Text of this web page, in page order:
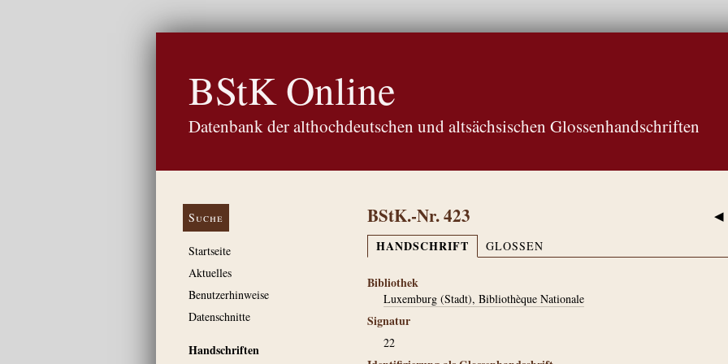
BStK Online
Datenbank der althochdeutschen und altsächsischen Glossenhandschriften
Suche
Startseite
Aktuelles
Benutzerhinweise
Datenschnitte
Handschriften
◀
BStK.-Nr. 423
HANDSCHRIFT GLOSSEN
Bibliothek
Luxemburg (Stadt), Bibliothèque Nationale
Signatur
22